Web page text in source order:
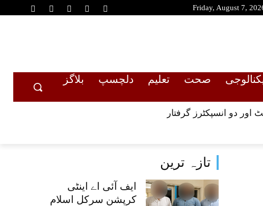
Friday, August 7,
صحت تعلیم دلچسپ
بلاگز
اور دو انسپکٹرز گرفتار
تازہ ترین
ایف آئی اے اینٹی
کرپشن سرکل اسلام